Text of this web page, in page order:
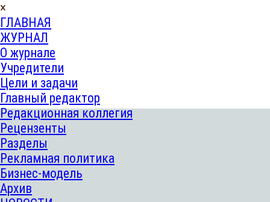
×
ГЛАВНАЯ
ЖУРНАЛ
О журнале
Учредители
Цели и задачи
Главный редактор
Редакционная коллегия
Рецензенты
Разделы
Рекламная политика
Бизнес-модель
Архив